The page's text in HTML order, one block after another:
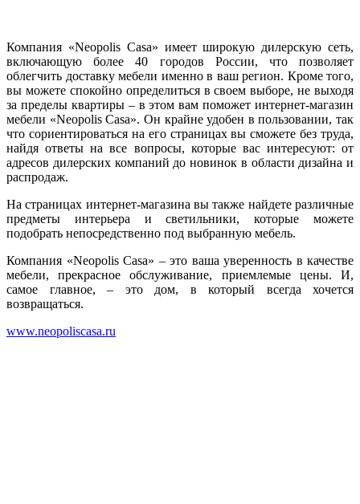
Компания «Neopolis Casa» имеет широкую дилерскую сеть,
включающую более 40 городов России, что позволяет
облегчить доставку мебели именно в ваш регион. Кроме того,
вы можете спокойно определиться в своем выборе, не выходя
за пределы квартиры – в этом вам поможет интернет-магазин
мебели «Neopolis Casa». Он крайне удобен в пользовании, так
что сориентироваться на его страницах вы сможете без труда,
найдя ответы на все вопросы, которые вас интересуют: от
адресов дилерских компаний до новинок в области дизайна и
распродаж.
На страницах интернет-магазина вы также найдете различные
предметы интерьера и светильники, которые можете
подобрать непосредственно под выбранную мебель.
Компания «Neopolis Casa» – это ваша уверенность в качестве
мебели, прекрасное обслуживание, приемлемые цены. И,
самое главное, – это дом, в который всегда хочется
возвращаться.
www.neopoliscasa.ru